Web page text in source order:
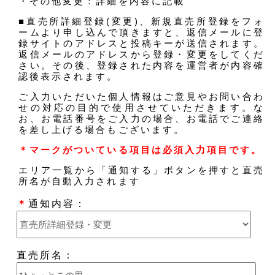
■直売所詳細登録(変更)、新規直売所登録をフォ
ームより申し込んで頂きますと、返信メールに登
録サイトのアドレスと投稿キーが送信されます。
返信メールのアドレスから登録・変更をしてくだ
さい。その後、登録された内容を運営者が内容確
認後表示されます。
ご入力いただいた個人情報はご意見やお問い合わ
せの対応の目的で使用させていただきます。な
お、お電話番号をご入力の場合、お電話でご連絡
を差し上げる場合もございます。
＊マークがついている項目は必須入力項目です。
エリア一覧から「通知する」ボタンを押すと直売
所名が自動入力されます
＊通知内容：
直売所名：